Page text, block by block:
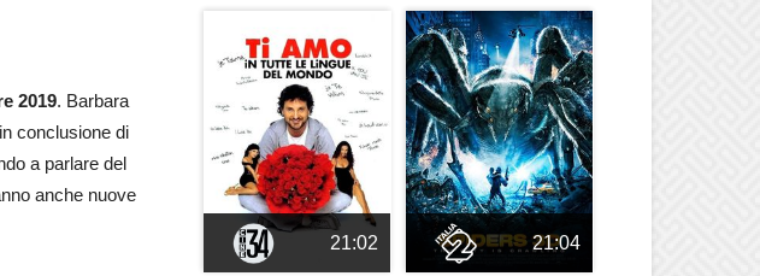
2019. Barbara
conclusione di
a parlare del
anche nuove
21:02 21:04